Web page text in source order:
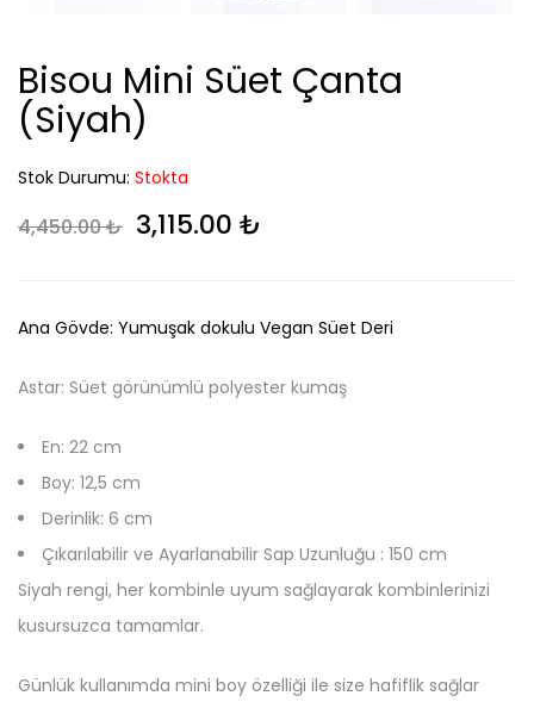
Bisou Mini Süet Çanta
(Siyah)
Stok Durumu: Stokta
4,450.00₺ Orijinal fiyat: 4,450.00 ₺.
3,115.00 ₺
Ana Gövde: Yumuşak dokulu Vegan Süet Deri
Astar: Süet görünümlü polyester kumaş
En: 22 cm
Boy: 12,5 cm
Derinlik: 6 cm
Çıkarılabilir ve Ayarlanabilir Sap Uzunluğu : 150 cm
Siyah rengi, her kombinle uyum sağlayarak kombinlerinizi
kusursuzca tamamlar.
Günlük kullanımda mini boy özelliği ile size hafiflik sağlar